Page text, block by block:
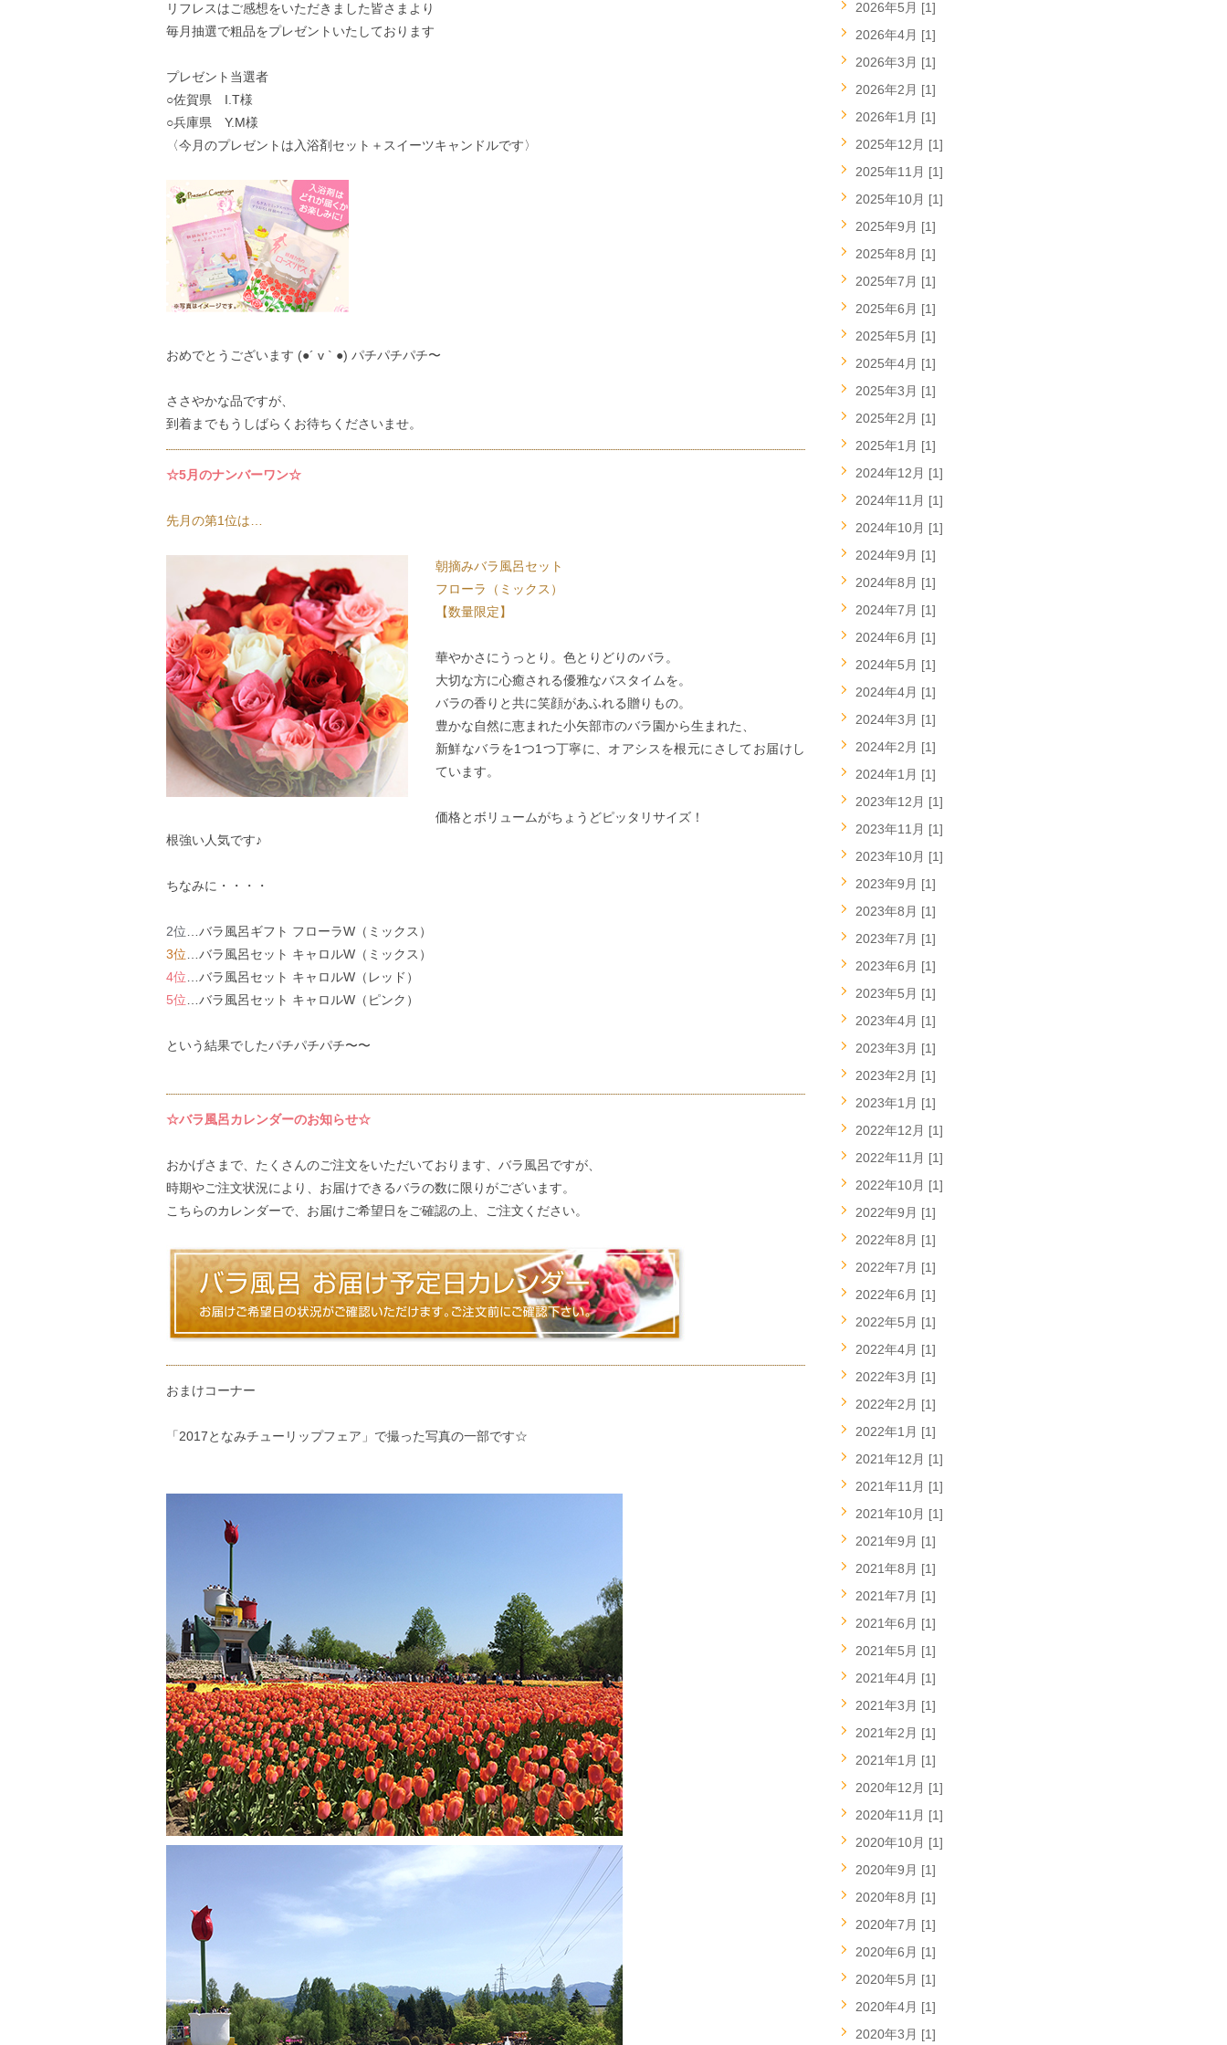
リフレスはご感想をいただきました皆さまより
毎月抽選で粗品をプレゼントいたしております
プレゼント当選者
○佐賀県 I.T様
○兵庫県 Y.M様
〈今月のプレゼントは入浴剤セット＋スイーツキャンドルです〉
おめでとうございます (●´ v ` ●) パチパチパチ〜
ささやかな品ですが、
到着までもうしばらくお待ちくださいませ。
☆5月のナンバーワン☆
先月の第1位は…
朝摘みバラ風呂セット
フローラ（ミックス）
【数量限定】
華やかさにうっとり。色とりどりのバラ。
大切な方に心癒される優雅なバスタイムを。
バラの香りと共に笑顔があふれる贈りもの。
豊かな自然に恵まれた小矢部市のバラ園から生まれた、
新鮮なバラを1つ1つ丁寧に、オアシスを根元にさしてお届けし
ています。
価格とボリュームがちょうどピッタリサイズ！
根強い人気です♪
ちなみに・・・・
2位 …バラ風呂ギフト フローラW（ミックス）
3位 …バラ風呂セット キャロルW（ミックス）
4位 …バラ風呂セット キャロルW（レッド）
5位 …バラ風呂セット キャロルW（ピンク）
という結果でしたパチパチパチ〜〜
☆バラ風呂カレンダーのお知らせ☆
おかげさまで、たくさんのご注文をいただいております、バラ風呂ですが、
時期やご注文状況により、お届けできるバラの数に限りがございます。
こちらのカレンダーで、お届けご希望日をご確認の上、ご注文ください。
おまけコーナー
「2017となみチューリップフェア」で撮った写真の一部です☆
2026年5月 [1]
2026年4月 [1]
2026年3月 [1]
2026年2月 [1]
2026年1月 [1]
2025年12月 [1]
2025年11月 [1]
2025年10月 [1]
2025年9月 [1]
2025年8月 [1]
2025年7月 [1]
2025年6月 [1]
2025年5月 [1]
2025年4月 [1]
2025年3月 [1]
2025年2月 [1]
2025年1月 [1]
2024年12月 [1]
2024年11月 [1]
2024年10月 [1]
2024年9月 [1]
2024年8月 [1]
2024年7月 [1]
2024年6月 [1]
2024年5月 [1]
2024年4月 [1]
2024年3月 [1]
2024年2月 [1]
2024年1月 [1]
2023年12月 [1]
2023年11月 [1]
2023年10月 [1]
2023年9月 [1]
2023年8月 [1]
2023年7月 [1]
2023年6月 [1]
2023年5月 [1]
2023年4月 [1]
2023年3月 [1]
2023年2月 [1]
2023年1月 [1]
2022年12月 [1]
2022年11月 [1]
2022年10月 [1]
2022年9月 [1]
2022年8月 [1]
2022年7月 [1]
2022年6月 [1]
2022年5月 [1]
2022年4月 [1]
2022年3月 [1]
2022年2月 [1]
2022年1月 [1]
2021年12月 [1]
2021年11月 [1]
2021年10月 [1]
2021年9月 [1]
2021年8月 [1]
2021年7月 [1]
2021年6月 [1]
2021年5月 [1]
2021年4月 [1]
2021年3月 [1]
2021年2月 [1]
2021年1月 [1]
2020年12月 [1]
2020年11月 [1]
2020年10月 [1]
2020年9月 [1]
2020年8月 [1]
2020年7月 [1]
2020年6月 [1]
2020年5月 [1]
2020年4月 [1]
2020年3月 [1]